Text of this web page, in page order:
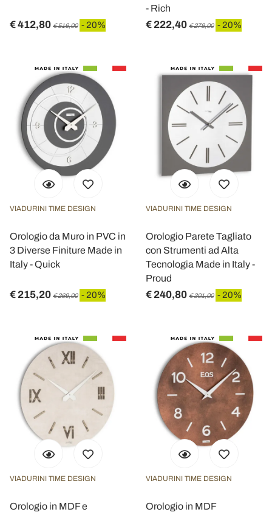
€ 412,80 € 516,00 - 20%
- Rich
€ 222,40 € 278,00 - 20%
VIADURINI TIME DESIGN
Orologio da Muro in PVC in
3 Diverse Finiture Made in
Italy - Quick
€ 215,20 € 269,00 - 20%
VIADURINI TIME DESIGN
Orologio Parete Tagliato
con Strumenti ad Alta
Tecnologia Made in Italy -
Proud
€ 240,80 € 301,00 - 20%
VIADURINI TIME DESIGN
Orologio in MDF e
VIADURINI TIME DESIGN
Orologio in MDF